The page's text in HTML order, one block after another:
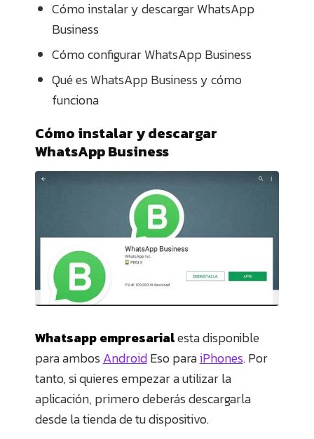
Cómo instalar y descargar WhatsApp
Business
Cómo configurar WhatsApp Business
Qué es WhatsApp Business y cómo
funciona
Cómo instalar y descargar
WhatsApp Business
Whatsapp empresarialesta disponible
para ambos AndroidEso paraiPhones. Por
tanto, si quieres empezar a utilizar la
aplicación, primero deberás descargarla
desde la tienda de tu dispositivo.